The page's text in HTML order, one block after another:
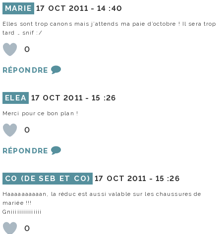
MARIE 17 OCT 2011 -14 :40
Elles sont trop canons mais j’attends ma paie d’octobre ! Il sera trop
tard … snif :/
0
RÉPONDRE
ELEA 17 OCT 2011 -15 :26
Merci pour ce bon plan !
0
RÉPONDRE
CO (DE SEB ET CO) 17 OCT 2011 - 15 :26
Haaaaaaaaaan, la réduc est aussi valable sur les chaussures de
mariée !!!
Gniiiiiiiiiiiiiii
0